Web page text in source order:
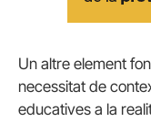
Un altre element
necessitat de
educatives a la